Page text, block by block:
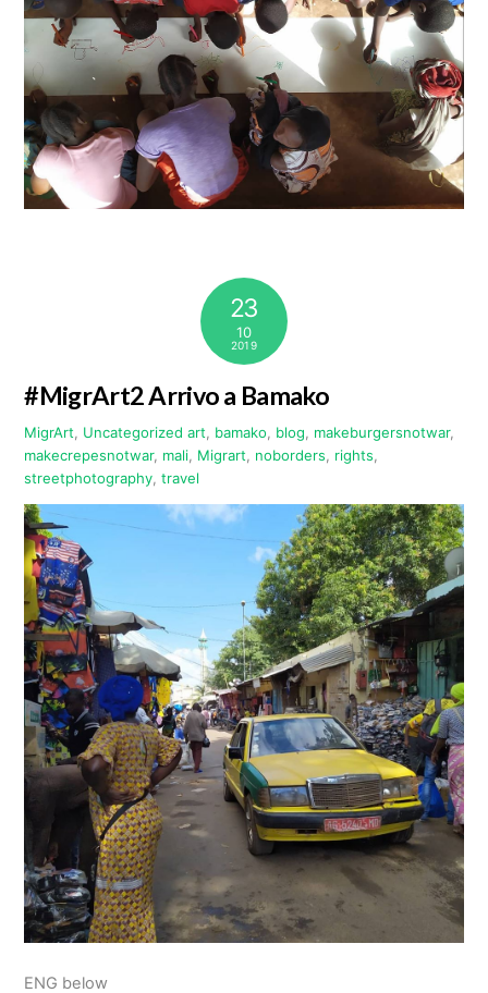
23
10
2019
#MigrArt2 Arrivo a Bamako
MigrArt Uncategorized art bamako blog makeburgersnotwar,
makecrepesnotwar, mali Migrart noborders rights
streetphotography ,travel
ENG below